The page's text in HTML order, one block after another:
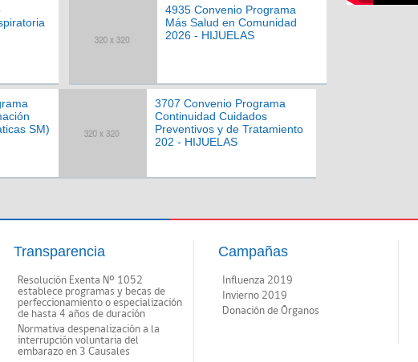
4935 Convenio Programa
Más Salud en Comunidad
2026 - HIJUELAS
SM)
3707 Convenio Programa
Continuidad Cuidados
Preventivos y de Tratamiento
202 - HIJUELAS
Transparencia
Resolución Exenta Nº 1052
establece programas y becas de
perfeccionamiento o especialización
de hasta 4 años de duración
Normativa despenalización a la
interrupción voluntaria del
embarazo en 3 Causales
Campañas
Influenza 2019
Invierno 2019
Donación de Órganos